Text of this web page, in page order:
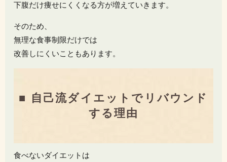
下腹だけ痩せにくくなる方が増えていきます。
そのため、
無理な食事制限だけでは
改善しにくいこともあります。
■ 自己流ダイエットでリバウンド
する理由
食べないダイエットは